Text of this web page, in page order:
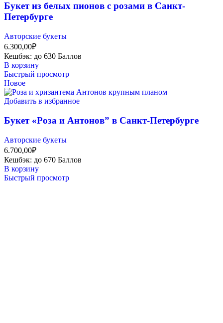
Букет из белых пионов с розами в Санкт-
Петербурге
Авторские букеты
6.300,00₽
Кешбэк: до 630 Баллов
В корзину
Быстрый просмотр
Новое
Добавить в избранное
Букет «Роза и Антонов” в Санкт-Петербурге
Авторские букеты
6.700,00₽
Кешбэк: до 670 Баллов
В корзину
Быстрый просмотр